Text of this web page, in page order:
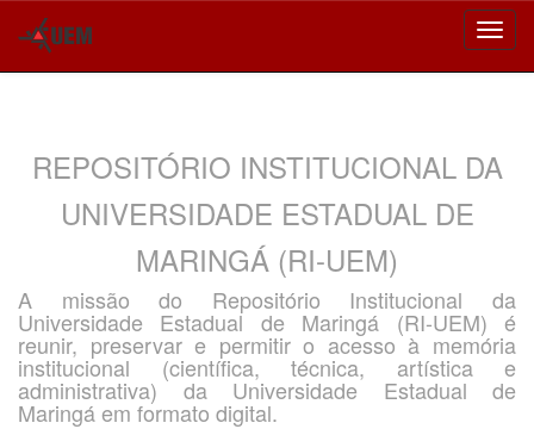
REPOSITÓRIO INSTITUCIONAL DA
UNIVERSIDADE ESTADUAL DE
MARINGÁ (RI-UEM)
A missão do Repositório Institucional da
Universidade Estadual de Maringá (RI-UEM) é
reunir, preservar e permitir o acesso à memória
institucional (científica, técnica, artística e
administrativa) da Universidade Estadual de
Maringá em formato digital.